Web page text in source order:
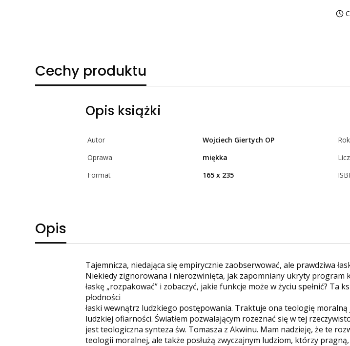
Cechy produktu
Opis książki
Autor Wojciech Giertych OP
Oprawa
miękka
Format
165 x 235
Opis
Tajemnicza, niedająca się empirycznie zaobserwować, ale prawdziwa
Niekiedy zignorowana i nierozwinięta, jak zapomniany ukryty program
łaskę „rozpakować” i zobaczyć, jakie funkcje może w życiu spełnić? Ta
płodności
łaski wewnątrz ludzkiego postępowania. Traktuje ona teologię
ludzkiej ofiarności. Światłem pozwalającym rozeznać się w tej
jest teologiczna synteza św. Tomasza z Akwinu. Mam nadzieję, że te
teologii moralnej, ale także posłużą zwyczajnym ludziom, którzy pragną,